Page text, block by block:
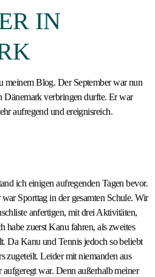
IN
Blog. Der September war nun
Dänemark verbringen durfte. Er war
aufregend und ereignisreich.
ich einigen aufregenden Tagen bevor.
Sporttag in der gesamten Schule. Wir
anfertigen, mit drei Aktivitäten,
habe zuerst Kanu fahren, als zweites
Da Kanu und Tennis jedoch so beliebt
zugeteilt. Leider mit niemanden aus
war. Denn außerhalb meiner